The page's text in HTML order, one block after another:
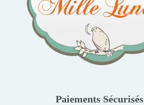
Paiements Sécurisés